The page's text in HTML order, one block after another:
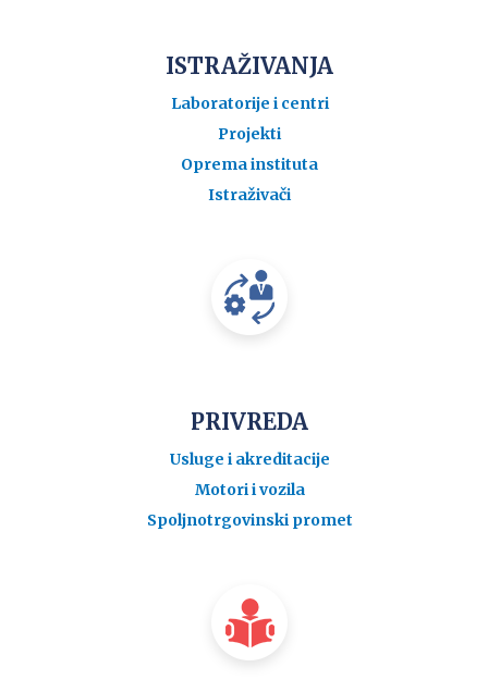
ISTRAŽIVANJA
Laboratorije i centri
Projekti
Oprema instituta
Istraživači
PRIVREDA
Usluge i akreditacije
Motori i vozila
Spoljnotrgovinski promet